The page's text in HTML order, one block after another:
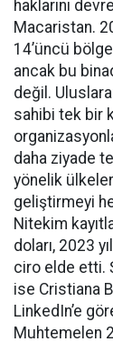
haklarını
Macaristan.
14’üncü
ancak bu
değil.
sahibi tek bir
daha ziyade
yönelik
geliştirmeyi
Nitekim
doları, 2023
ciro elde etti.
ise Cristiana
LinkedIn’e
Muhtemelen